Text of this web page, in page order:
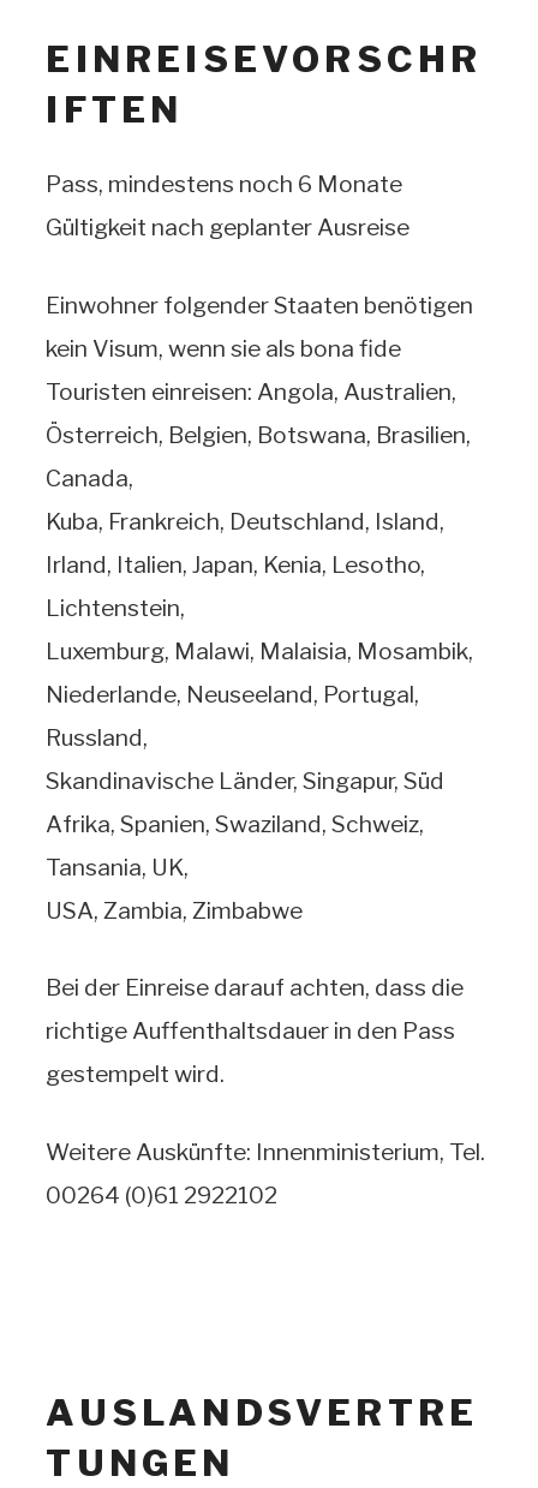
EINREISEVORSCHR
IFTEN
Pass, mindestens noch 6 Monate
Gültigkeit nach geplanter Ausreise
Einwohner folgender Staaten benötigen
kein Visum, wenn sie als bona fide
Touristen einreisen: Angola, Australien,
Österreich, Belgien, Botswana, Brasilien,
Canada,
Kuba, Frankreich, Deutschland, Island,
Irland, Italien, Japan, Kenia, Lesotho,
Lichtenstein,
Luxemburg, Malawi, Malaisia, Mosambik,
Niederlande, Neuseeland, Portugal,
Russland,
Skandinavische Länder, Singapur, Süd
Afrika, Spanien, Swaziland, Schweiz,
Tansania, UK,
USA, Zambia, Zimbabwe
Bei der Einreise darauf achten, dass die
richtige Auffenthaltsdauer in den Pass
gestempelt wird.
Weitere Auskünfte: Innenministerium, Tel.
00264 (0)61 2922102
AUSLANDSVERTRE
TUNGEN